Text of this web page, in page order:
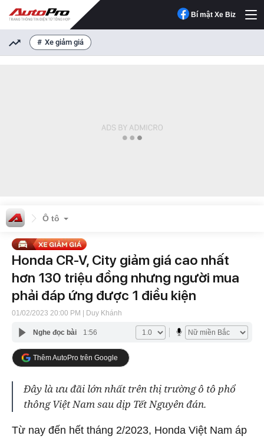
Bí mật Xe Biz
Xe giảm giá
Ô tô
Honda CR-V, City giảm giá cao nhất
hơn 130 triệu đồng nhưng người mua
phải đáp ứng được 1 điều kiện
01/02/2023 20:00 PM | Duy Khánh
Nghe đọc bài 1:56
Thêm AutoPro trên Google
Đây là ưu đãi lớn nhất trên thị trường ô tô phổ
thông Việt Nam sau dịp Tết Nguyên đán.
Từ nay đến hết tháng 2/2023, Honda Việt Nam áp